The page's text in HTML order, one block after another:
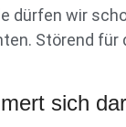
wir
Störend für
sich